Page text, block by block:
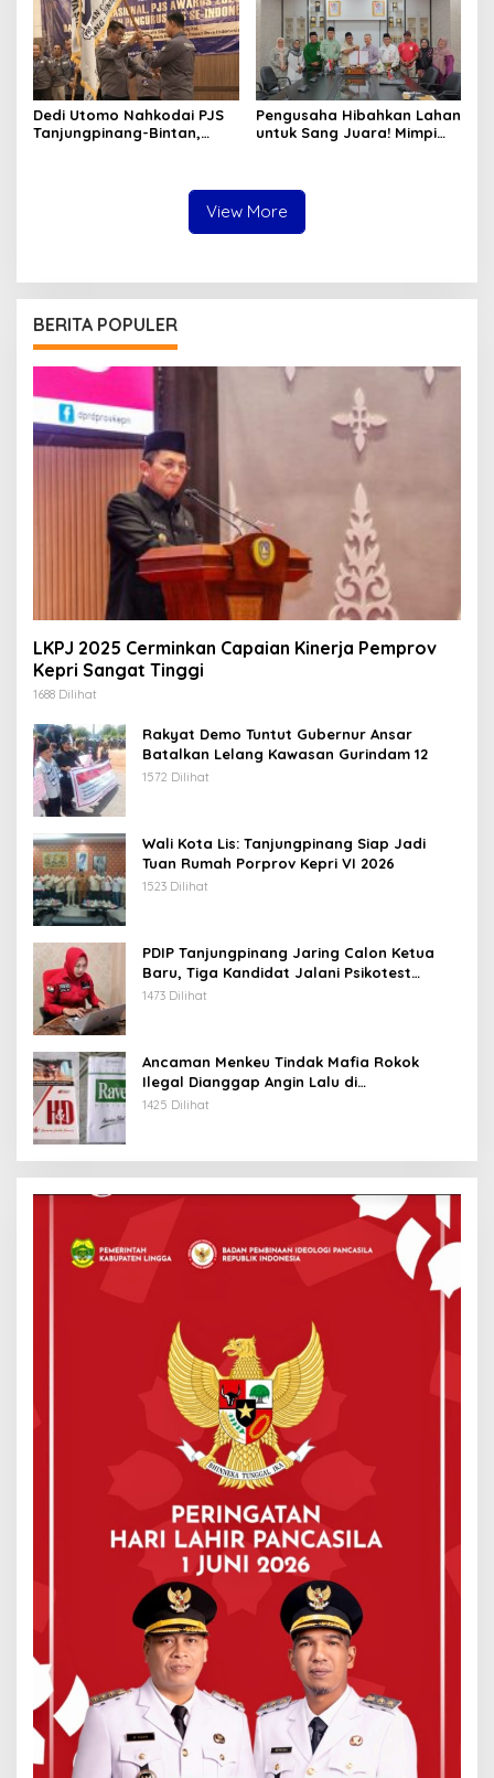
Dedi Utomo Nahkodai PJS
Tanjungpinang-Bintan,
Pengusaha Hibahkan Lahan
untuk Sang Juara! Mimpi
View More
BERITA POPULER
LKPJ 2025 Cerminkan Capaian Kinerja Pemprov
Kepri Sangat Tinggi
1688 Dilihat
Rakyat Demo Tuntut Gubernur Ansar
Batalkan Lelang Kawasan Gurindam 12
1572 Dilihat
Wali Kota Lis: Tanjungpinang Siap Jadi
Tuan Rumah Porprov Kepri VI 2026
1523 Dilihat
PDIP Tanjungpinang Jaring Calon Ketua
Baru, Tiga Kandidat Jalani Psikotest
Daring
1473 Dilihat
Ancaman Menkeu Tindak Mafia Rokok
Ilegal Dianggap Angin Lalu di
Tanjungpinang
1425 Dilihat